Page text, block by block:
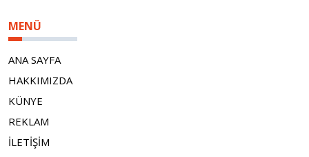
MENÜ
ANA SAYFA
HAKKIMIZDA
KÜNYE
REKLAM
İLETİŞİM